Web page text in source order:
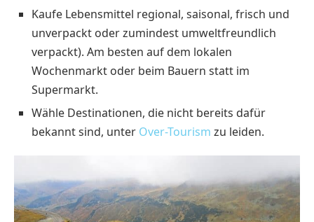
Kaufe Lebensmittel regional, saisonal, frisch und
unverpackt oder zumindest umweltfreundlich
verpackt). Am besten auf dem lokalen
Wochenmarkt oder beim Bauern statt im
Supermarkt.
Wähle Destinationen, die nicht bereits dafür
bekannt sind, unter Over-Tourism zu leiden.